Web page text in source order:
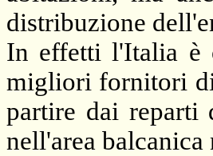
distribuzione
In effetti l'Italia è
migliori fornitori di
partire dai reparti
nell'area